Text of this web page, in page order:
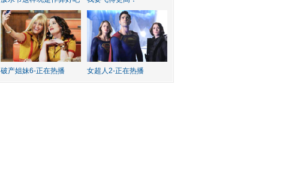
破产姐妹6-正在热播 女超人2-正在热播